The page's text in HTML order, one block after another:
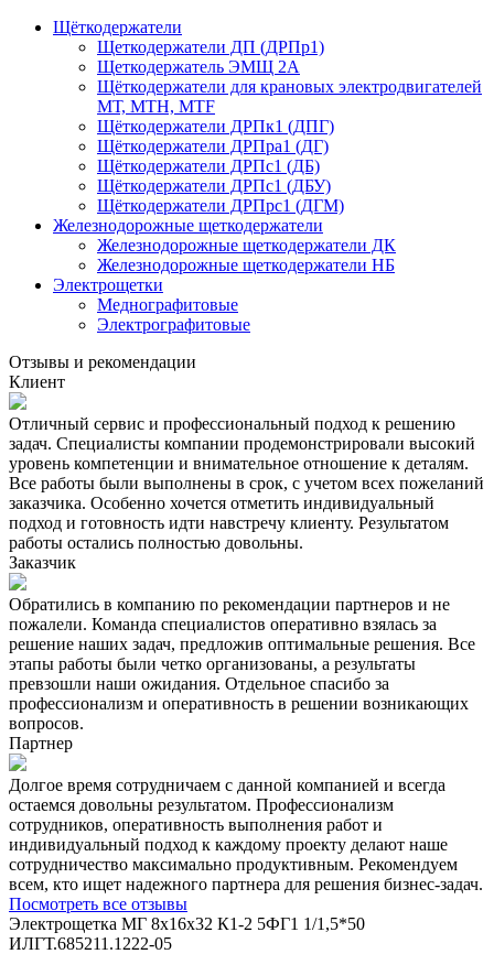
Щёткодержатели
Щеткодержатели ДП (ДРПр1)
Щеткодержатель ЭМЩ 2А
Щёткодержатели для крановых электродвигателей
МТ, МТН, МТF
Щёткодержатели ДРПк1 (ДПГ)
Щёткодержатели ДРПра1 (ДГ)
Щёткодержатели ДРПс1 (ДБ)
Щёткодержатели ДРПс1 (ДБУ)
Щёткодержатели ДРПрс1 (ДГМ)
Железнодорожные щеткодержатели
Железнодорожные щеткодержатели ДК
Железнодорожные щеткодержатели НБ
Электрощетки
Меднографитовые
Электрографитовые
Отзывы и рекомендации
Клиент
Отличный сервис и профессиональный подход к решению
задач. Специалисты компании продемонстрировали высокий
уровень компетенции и внимательное отношение к деталям.
Все работы были выполнены в срок, с учетом всех пожеланий
заказчика. Особенно хочется отметить индивидуальный
подход и готовность идти навстречу клиенту. Результатом
работы остались полностью довольны.
Заказчик
Обратились в компанию по рекомендации партнеров и не
пожалели. Команда специалистов оперативно взялась за
решение наших задач, предложив оптимальные решения. Все
этапы работы были четко организованы, а результаты
превзошли наши ожидания. Отдельное спасибо за
профессионализм и оперативность в решении возникающих
вопросов.
Партнер
Долгое время сотрудничаем с данной компанией и всегда
остаемся довольны результатом. Профессионализм
сотрудников, оперативность выполнения работ и
индивидуальный подход к каждому проекту делают наше
сотрудничество максимально продуктивным. Рекомендуем
всем, кто ищет надежного партнера для решения бизнес-задач.
Посмотреть все отзывы
Электрощетка МГ 8х16х32 К1-2 5ФГ1 1/1,5*50
ИЛГТ.685211.1222-05